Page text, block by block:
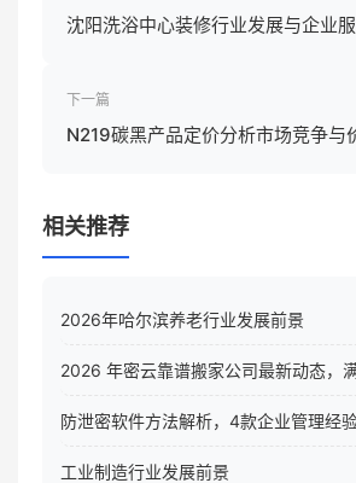
沈阳洗浴中心装修行业发展与企业
下一篇
N219碳黑产品定价分析市场竞争与
相关推荐
2026年哈尔滨养老行业发展前景
2026 年密云靠谱搬家公司最新动态，
防泄密软件方法解析，4款企业管理经
工业制造行业发展前景